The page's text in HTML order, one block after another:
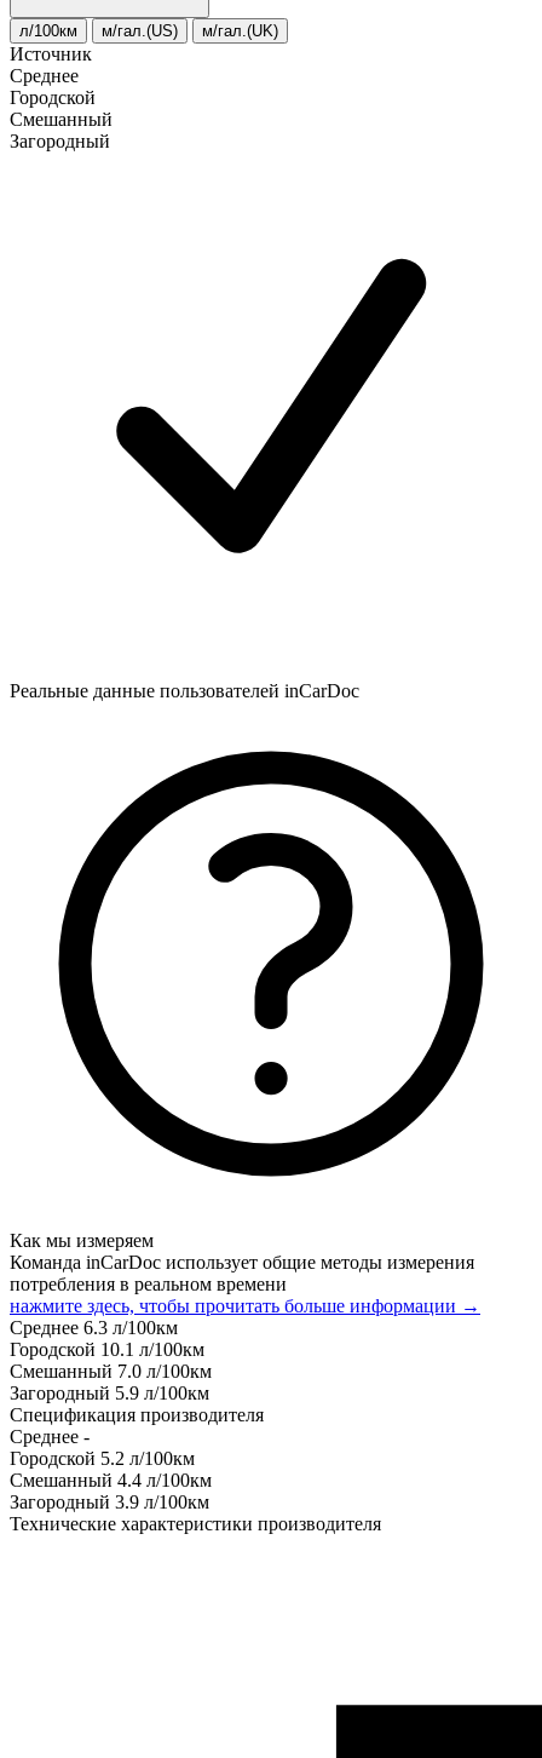
л/100км м/гал.(US) м/гал.(UK)
Источник
Среднее
Городской
Смешанный
Загородный
Реальные данные пользователей inCarDoc
Как мы измеряем
Команда inCarDoc использует общие методы измерения
потребления в реальном времени
нажмите здесь, чтобы прочитать больше информации →
Среднее 6.3 л/100км
Городской 10.1 л/100км
Смешанный 7.0 л/100км
Загородный 5.9 л/100км
Спецификация производителя
Среднее -
Городской 5.2 л/100км
Смешанный 4.4 л/100км
Загородный 3.9 л/100км
Технические характеристики производителя